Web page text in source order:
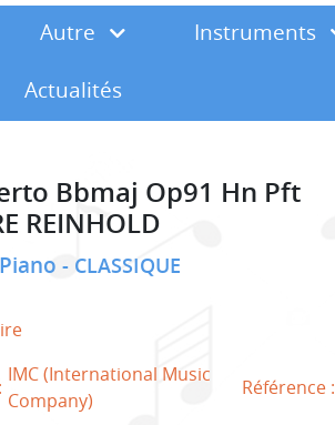
Autre Instruments
Actualités
Bbmaj Op91 Hn Pft
REINHOLD
CLASSIQUE
IMC (International Music
Company)
Référence :